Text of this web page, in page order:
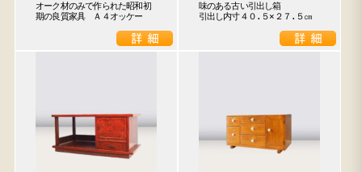
オーク材のみで作られた昭和初
期の良質家具　Ａ４オッケー
味のある古い引出し箱
引出し内寸４０.５×２７.５㎝